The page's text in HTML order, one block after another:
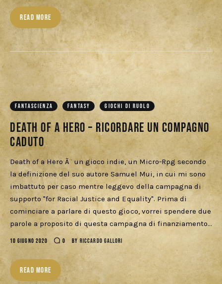
READ MORE
FANTASCIENZA FANTASY GIOCHI DI RUOLO
Death of a Hero – Ricordare un compagno
caduto
Death of a Hero Ã¨ un gioco indie, un Micro-Rpg secondo
la definizione del suo autore Samuel Mui, in cui mi sono
imbattuto per caso mentre leggevo della campagna di
supporto "for Racial Justice and Equality". Prima di
cominciare a parlare di questo gioco, vorrei spendere due
parole a proposito di questa campagna di finanziamento…
10 GIUGNO 2020 0 BY RICCARDO GALLORI
READ MORE